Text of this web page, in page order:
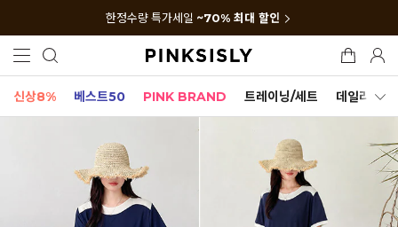
한정수량 특가세일 ~70% 최대 할인
신상8% 베스트50 PINK BRAND 트레이닝/세트 데일리세트